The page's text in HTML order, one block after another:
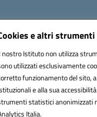
e altri
nostro Istituto non utilizza
utilizzati esclusivamente
funzionamento del sito,
e alla sua
statistici anonimizzati
Italia.